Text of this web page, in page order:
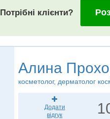
Потрібні клієнти?
Алина
косметолог, дерматолог
Додати
відгук